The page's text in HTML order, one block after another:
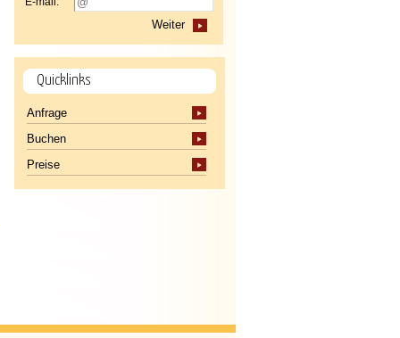
Weiter
Quicklinks
Anfrage
Buchen
Preise